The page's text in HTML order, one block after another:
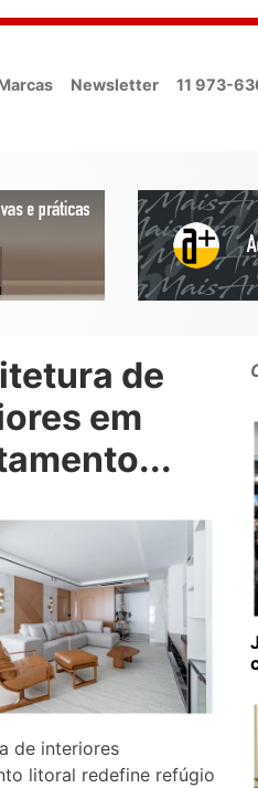
Newsletter 11 973-
de
em
de interiores
litoral redefine refúgio